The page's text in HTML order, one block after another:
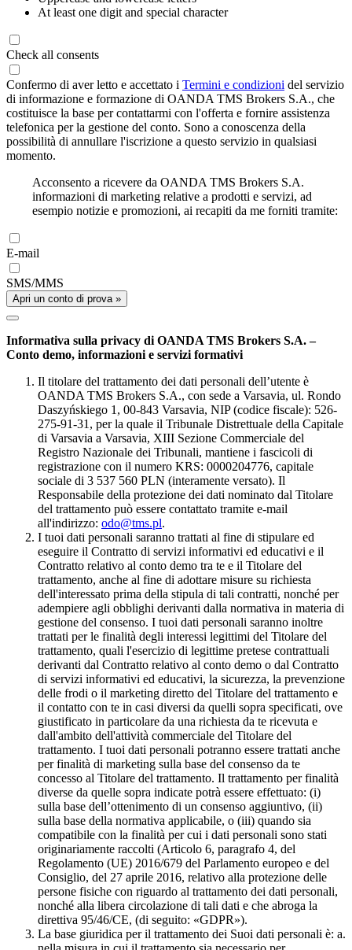
At least one digit and special character
Check all consents
Confermo di aver letto e accettato i Termini e condizioni del servizio
di informazione e formazione di OANDA TMS Brokers S.A., che
costituisce la base per contattarmi con l'offerta e fornire assistenza
telefonica per la gestione del conto. Sono a conoscenza della
possibilità di annullare l'iscrizione a questo servizio in qualsiasi
momento.
Acconsento a ricevere da OANDA TMS Brokers S.A.
informazioni di marketing relative a prodotti e servizi, ad
esempio notizie e promozioni, ai recapiti da me forniti tramite:
E-mail
SMS/MMS
Apri un conto di prova »
Informativa sulla privacy di OANDA TMS Brokers S.A. –
Conto demo, informazioni e servizi formativi
Il titolare del trattamento dei dati personali dell’utente è
OANDA TMS Brokers S.A., con sede a Varsavia, ul. Rondo
Daszyńskiego 1, 00-843 Varsavia, NIP (codice fiscale): 526-
275-91-31, per la quale il Tribunale Distrettuale della Capitale
di Varsavia a Varsavia, XIII Sezione Commerciale del
Registro Nazionale dei Tribunali, mantiene i fascicoli di
registrazione con il numero KRS: 0000204776, capitale
sociale di 3 537 560 PLN (interamente versato). Il
Responsabile della protezione dei dati nominato dal Titolare
del trattamento può essere contattato tramite e-mail
all'indirizzo: odo@tms.pl.
I tuoi dati personali saranno trattati al fine di stipulare ed
eseguire il Contratto di servizi informativi ed educativi e il
Contratto relativo al conto demo tra te e il Titolare del
trattamento, anche al fine di adottare misure su richiesta
dell'interessato prima della stipula di tali contratti, nonché per
adempiere agli obblighi derivanti dalla normativa in materia di
gestione del consenso. I tuoi dati personali saranno inoltre
trattati per le finalità degli interessi legittimi del Titolare del
trattamento, quali l'esercizio di legittime pretese contrattuali
derivanti dal Contratto relativo al conto demo o dal Contratto
di servizi informativi ed educativi, la sicurezza, la prevenzione
delle frodi o il marketing diretto del Titolare del trattamento e
il contatto con te in casi diversi da quelli sopra specificati, ove
giustificato in particolare da una richiesta da te ricevuta e
dall'ambito dell'attività commerciale del Titolare del
trattamento. I tuoi dati personali potranno essere trattati anche
per finalità di marketing sulla base del consenso da te
concesso al Titolare del trattamento. Il trattamento per finalità
diverse da quelle sopra indicate potrà essere effettuato: (i)
sulla base dell’ottenimento di un consenso aggiuntivo, (ii)
sulla base della normativa applicabile, o (iii) quando sia
compatibile con la finalità per cui i dati personali sono stati
originariamente raccolti (Articolo 6, paragrafo 4, del
Regolamento (UE) 2016/679 del Parlamento europeo e del
Consiglio, del 27 aprile 2016, relativo alla protezione delle
persone fisiche con riguardo al trattamento dei dati personali,
nonché alla libera circolazione di tali dati e che abroga la
direttiva 95/46/CE, (di seguito: «GDPR»).
La base giuridica per il trattamento dei Suoi dati personali è: a.